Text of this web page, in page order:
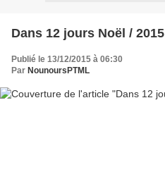
Dans 12 jours Noël / 2015
Publié le 13/12/2015 à 06:30
Par NounoursPTML